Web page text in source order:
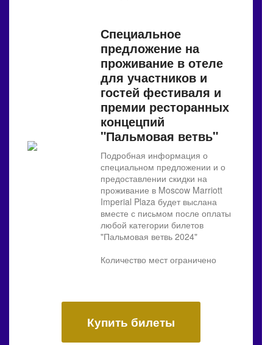
Специальное
предложение на
проживание в отеле
для участников и
гостей фестиваля и
премии ресторанных
концецпий
"Пальмовая ветвь"
Подробная информация о
специальном предложении и о
предоставлении скидки на
проживание в Moscow Marriott
Imperial Plaza будет выслана
вместе с письмом после оплаты
любой категории билетов
"Пальмовая ветвь 2024"
Количество мест ограничено
Купить билеты